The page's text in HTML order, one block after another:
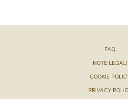
FAQ
NOTE LEGALI
COOKIE
PRIVACY